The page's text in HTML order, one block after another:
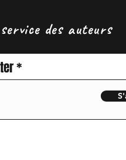
des auteurs